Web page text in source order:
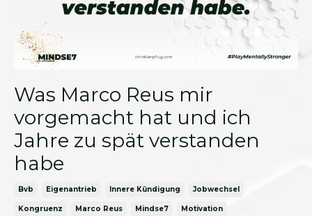
Was Marco Reus mir
vorgemacht hat und ich
Jahre zu spät verstanden
habe
Bvb Eigenantrieb Innere Kündigung Jobwechsel
Kongruenz Marco Reus Mindse7 Motivation